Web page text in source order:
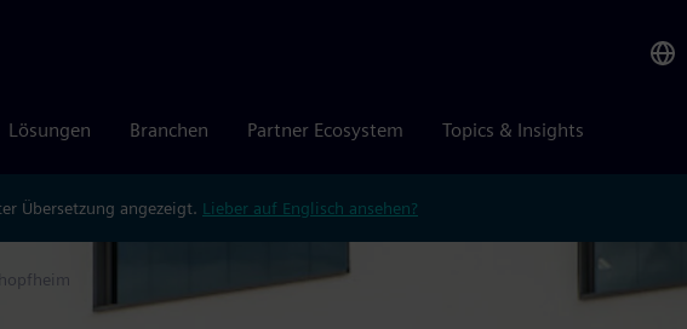
Lösungen Branchen Partner Ecosystem Topics & Insights
Übersetzung angezeigt. Lieber auf Englisch ansehen?